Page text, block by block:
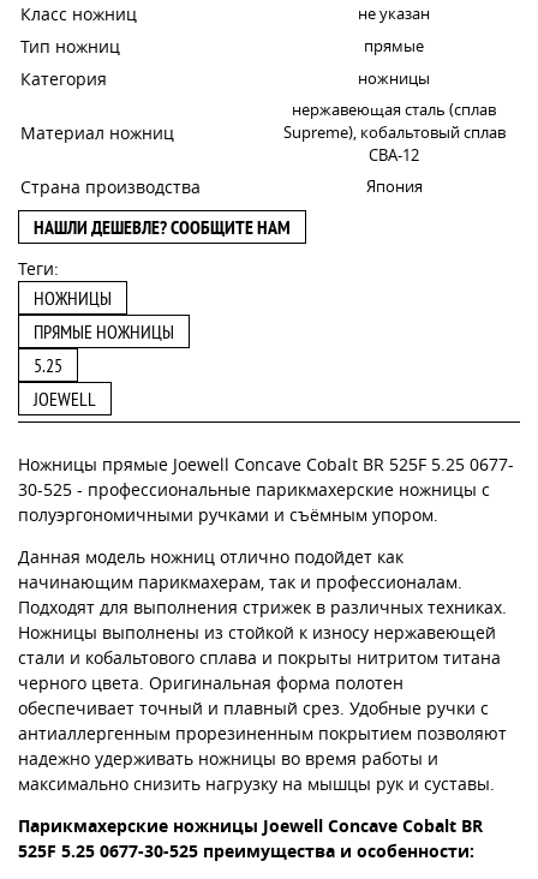
Класс ножниц не указан
Тип ножниц прямые
Категория ножницы
Материал ножниц
нержавеющая сталь (сплав
Supreme), кобальтовый сплав
CBA-12
Страна производства Япония
НАШЛИ ДЕШЕВЛЕ? СООБЩИТЕ НАМ
Теги:
НОЖНИЦЫ
ПРЯМЫЕ НОЖНИЦЫ
5.25
JOEWELL
Ножницы прямые Joewell Concave Cobalt BR 525F 5.25 0677-
30-525 - профессиональные парикмахерские ножницы с
полуэргономичными ручками и съёмным упором.
Данная модель ножниц отлично подойдет как
начинающим парикмахерам, так и профессионалам.
Подходят для выполнения стрижек в различных техниках.
Ножницы выполнены из стойкой к износу нержавеющей
стали и кобальтового сплава и покрыты нитритом титана
черного цвета. Оригинальная форма полотен
обеспечивает точный и плавный срез. Удобные ручки с
антиаллергенным прорезиненным покрытием позволяют
надежно удерживать ножницы во время работы и
максимально снизить нагрузку на мышцы рук и суставы.
Парикмахерские ножницы Joewell Concave Cobalt BR
525F 5.25 0677-30-525 преимущества и особенности: